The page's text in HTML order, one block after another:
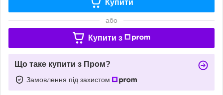
Купити
або
Купити з
Що таке купити з Пром?
Замовлення під захистом